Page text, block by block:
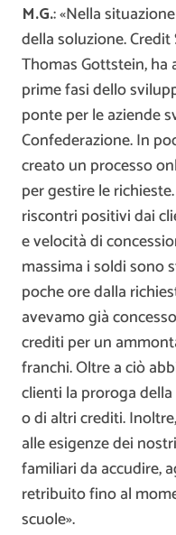
M.G.: «Nella
della soluzione.
Thomas Gottstein,
prime fasi dello
ponte per le aziende
Confederazione. In
creato un processo
per gestire le
riscontri positivi dai
e velocità di
massima i soldi sono
poche ore dalla
avevamo già
crediti per un
franchi. Oltre a ciò
clienti la proroga
o di altri crediti.
alle esigenze dei
familiari da accudire,
retribuito fino al
scuole».